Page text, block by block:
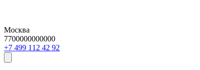
Москва
7700000000000
29 24 211 994 7+